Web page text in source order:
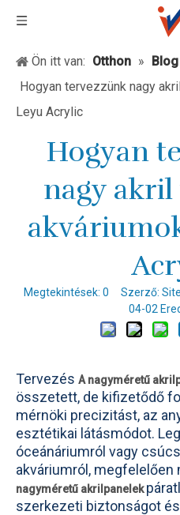
Ön itt van: Otthon » Blog
Hogyan tervezzünk nagy
Leyu Acrylic
Hogyan
nagy
Megtekintések: 0 Szerző:
04-02
Tervezés A nagyméretű
összetett, de kifizetődő
mérnöki precizitást, az
esztétikai látásmódot.
óceánáriumról vagy
akváriumról,
nagyméretű akrilpanelek
szerkezeti biztonságot